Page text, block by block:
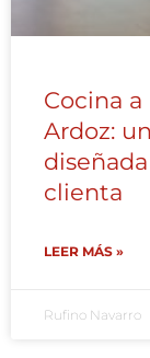
Cocina
Ardoz:
clienta
LEER MÁS »
Rufino Navarro